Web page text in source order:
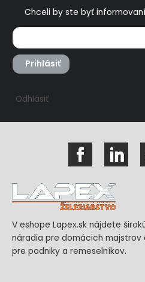
Chceli by ste byť
Prihlásiť
Odhlásiť
V eshope Lapex.sk nájdete
náradia pre domácich majstrov
pre podniky a remeselníkov.